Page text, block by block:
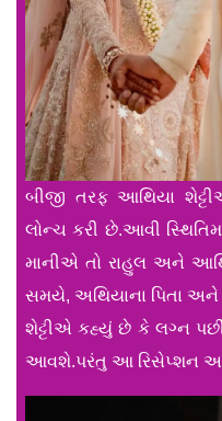
બીજી તરફ આથિયા
લોન્ચ કરી છે.આવી
માનીએ તો રાહુલ અને
સમયે, અથિયાના પિતા અને
શેટ્ટીએ કહ્યું છે કે લગ્ન
આવશે.પરંતુ આ રિસેપ્શન